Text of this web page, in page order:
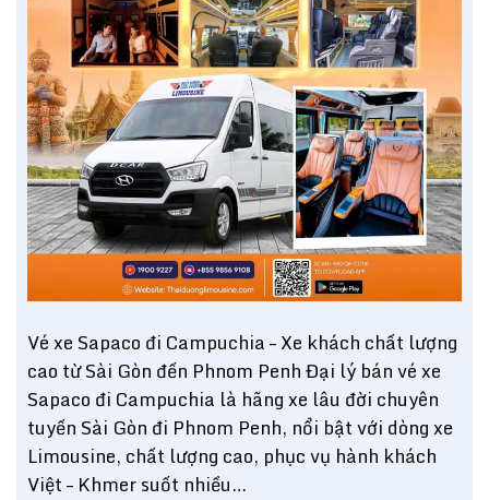
Vé xe Sapaco đi Campuchia – Xe khách chất lượng
cao từ Sài Gòn đến Phnom Penh Đại lý bán vé xe
Sapaco đi Campuchia là hãng xe lâu đời chuyên
tuyến Sài Gòn đi Phnom Penh, nổi bật với dòng xe
Limousine, chất lượng cao, phục vụ hành khách
Việt – Khmer suốt nhiều…